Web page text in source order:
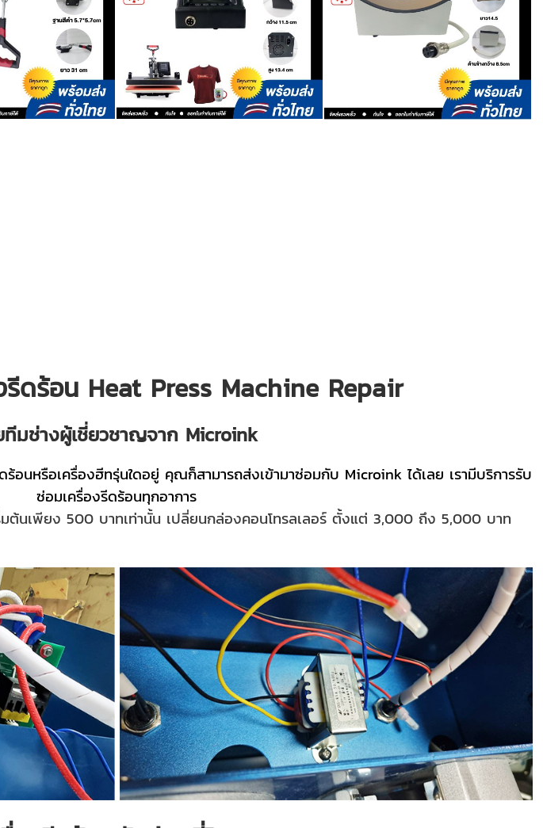
รีดร้อน Heat Press Machine Repair
ทีมช่างผู้เชี่ยวชาญจาก Microink
ร้อนหรือเครื่องฮีทรุ่นใดอยู่ คุณก็สามารถส่งเข้ามาซ่อมกับ Microink ได้เลย เรามีบริการรับ
ซ่อมเครื่องรีดร้อนทุกอาการ
นเพียง 500 บาทเท่านั้น เปลี่ยนกล่องคอนโทรลเลอร์ ตั้งแต่ 3,000 ถึง 5,000 บาท